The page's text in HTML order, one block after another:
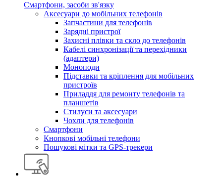
Смартфони, засоби зв'язку
Аксесуари до мобільних телефонів
Запчастини для телефонів
Зарядні пристрої
Захисні плівки та скло до телефонів
Кабелі синхронізації та перехідники
(адаптери)
Моноподи
Підставки та кріплення для мобільних
пристроїв
Приладдя для ремонту телефонів та
планшетів
Стилуси та аксесуари
Чохли для телефонів
Смартфони
Кнопкові мобільні телефони
Пошукові мітки та GPS-трекери